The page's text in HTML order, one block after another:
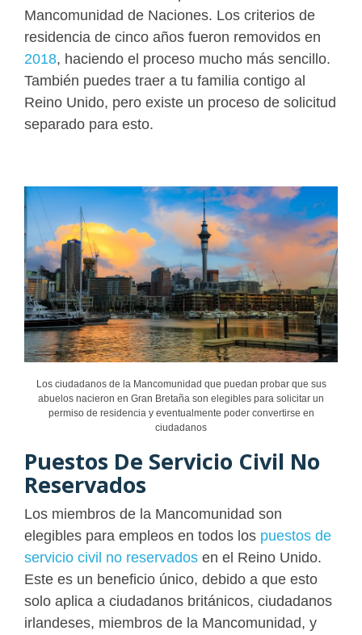
Mancomunidad de Naciones. Los criterios de
residencia de cinco años fueron removidos en
2018, haciendo el proceso mucho más sencillo.
También puedes traer a tu familia contigo al
Reino Unido, pero existe un proceso de solicitud
separado para esto.
Los ciudadanos de la Mancomunidad que puedan probar que sus
abuelos nacieron en Gran Bretaña son elegibles para solicitar un
permiso de residencia y eventualmente poder convertirse en
ciudadanos
Puestos De Servicio Civil No
Reservados
Los miembros de la Mancomunidad son
elegibles para empleos en todos los puestos de
servicio civil no reservados en el Reino Unido.
Este es un beneficio único, debido a que esto
solo aplica a ciudadanos británicos, ciudadanos
irlandeses, miembros de la Mancomunidad, y